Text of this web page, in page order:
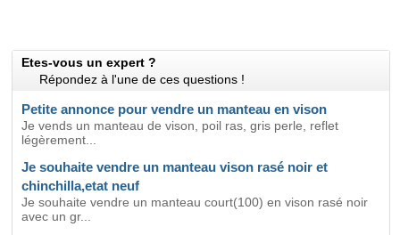
Etes-vous un expert ?
Répondez à l'une de ces questions !
Petite annonce pour vendre un manteau en vison
Je vends un manteau de vison, poil ras, gris perle, reflet
légèrement...
Je souhaite vendre un manteau vison rasé noir et
chinchilla,etat neuf
Je souhaite vendre un manteau court(100) en vison rasé noir
avec un gr...